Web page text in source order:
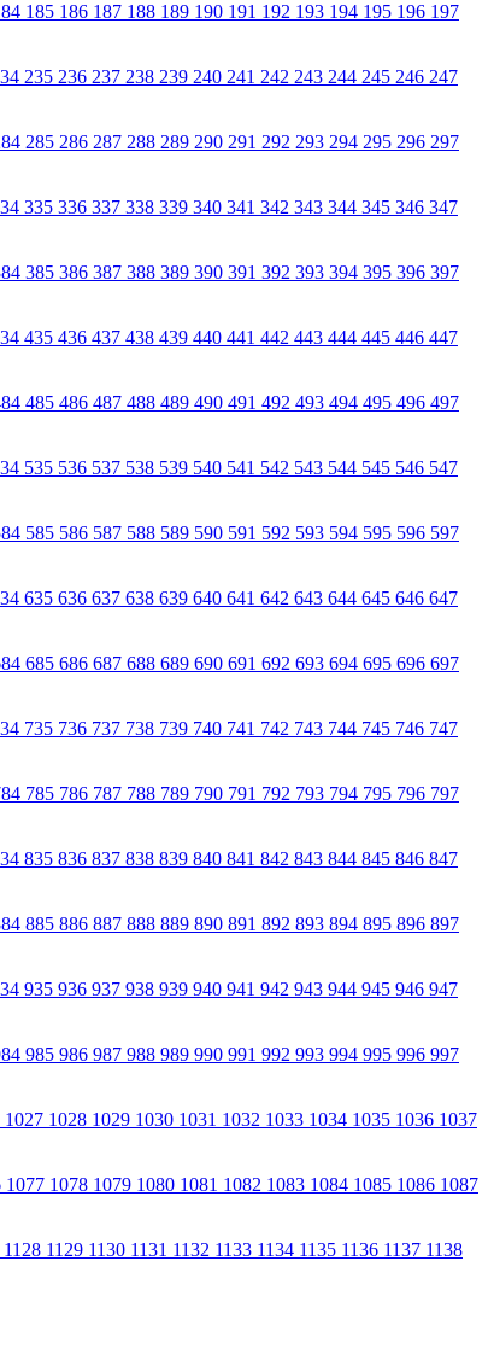
185 186 187 188 189 190 191 192 193 194 195 196 197
235 236 237 238 239 240 241 242 243 244 245 246 247
285 286 287 288 289 290 291 292 293 294 295 296 297
335 336 337 338 339 340 341 342 343 344 345 346 347
385 386 387 388 389 390 391 392 393 394 395 396 397
435 436 437 438 439 440 441 442 443 444 445 446 447
485 486 487 488 489 490 491 492 493 494 495 496 497
535 536 537 538 539 540 541 542 543 544 545 546 547
585 586 587 588 589 590 591 592 593 594 595 596 597
635 636 637 638 639 640 641 642 643 644 645 646 647
685 686 687 688 689 690 691 692 693 694 695 696 697
735 736 737 738 739 740 741 742 743 744 745 746 747
785 786 787 788 789 790 791 792 793 794 795 796 797
835 836 837 838 839 840 841 842 843 844 845 846 847
885 886 887 888 889 890 891 892 893 894 895 896 897
935 936 937 938 939 940 941 942 943 944 945 946 947
985 986 987 988 989 990 991 992 993 994 995 996 997
1027 1028 1029 1030 1031 1032 1033 1034 1035 1036 1037
1077 1078 1079 1080 1081 1082 1083 1084 1085 1086 1087
1128 1129 1130 1131 1132 1133 1134 1135 1136 1137 1138